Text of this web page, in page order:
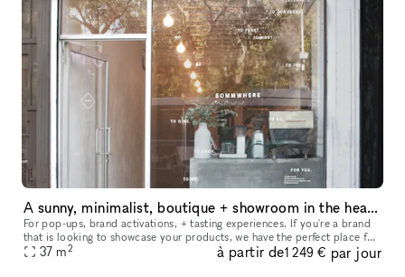
A sunny, minimalist, boutique + showroom in the heart of the Lower East Side, Manhattan
For pop-ups, brand activations, + tasting experiences. If you're a brand
that is looking to showcase your products, we have the perfect place for
you. Our sustainably designed 'pop up space' is ide
37 m2 à partir de1 249 € par jour